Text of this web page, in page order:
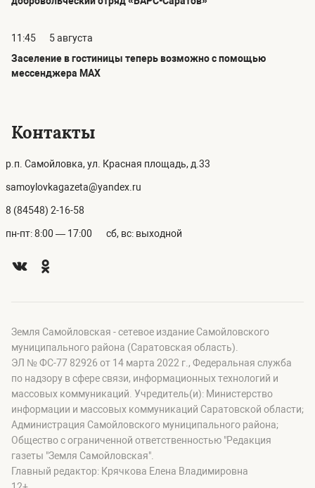
11:45
5 августа
Заселение в гостиницы теперь возможно с помощью
мессенджера MAX
Контакты
р.п. Самойловка, ул. Красная площадь, д.33
samoylovkagazeta@yandex.ru
8 (84548) 2-16-58
пн-пт: 8:00 — 17:00 сб, вс: выходной
Земля Самойловская - сетевое издание Самойловского
муниципального района (Саратовская область).
ЭЛ № ФС-77 82926 от 14 марта 2022 г., Федеральная служба
по надзору в сфере связи, информационных технологий и
массовых коммуникаций. Учредитель(и): Министерство
информации и массовых коммуникаций Саратовской области;
Администрация Самойловского муниципального района;
Общество с ограниченной ответственностью "Редакция
газеты "Земля Самойловская".
Главный редактор: Крячкова Елена Владимировна